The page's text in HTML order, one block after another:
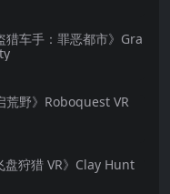
车手：罪恶都市》Gra
野》Roboquest VR
狩猎 VR》Clay Hunt